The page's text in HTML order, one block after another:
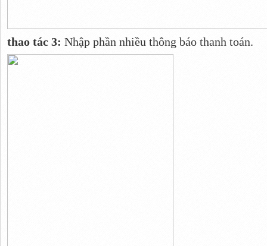
thao tác 3: Nhập phần nhiều thông báo thanh toán.